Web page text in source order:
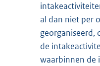
al dan niet per
georganiseerd,
de
waarbinnen de